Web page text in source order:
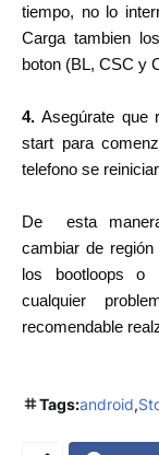
tiempo, no lo
Carga tambien
boton (BL, CSC y
4. Asegúrate que
start para
telefono se
De esta
cambiar de
los bootloops o
cualquier
recomendable
Tags:android